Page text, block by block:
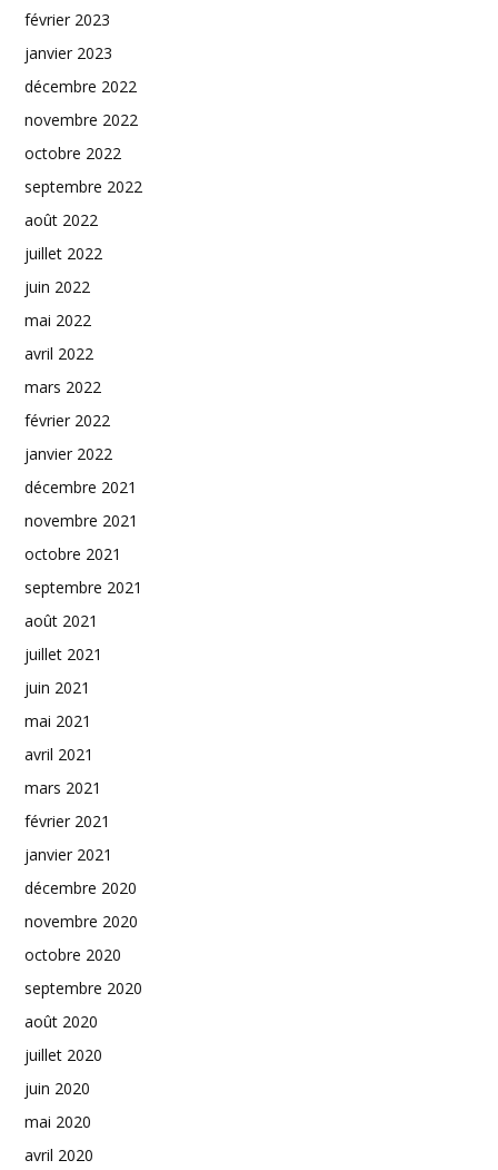
février 2023
janvier 2023
décembre 2022
novembre 2022
octobre 2022
septembre 2022
août 2022
juillet 2022
juin 2022
mai 2022
avril 2022
mars 2022
février 2022
janvier 2022
décembre 2021
novembre 2021
octobre 2021
septembre 2021
août 2021
juillet 2021
juin 2021
mai 2021
avril 2021
mars 2021
février 2021
janvier 2021
décembre 2020
novembre 2020
octobre 2020
septembre 2020
août 2020
juillet 2020
juin 2020
mai 2020
avril 2020